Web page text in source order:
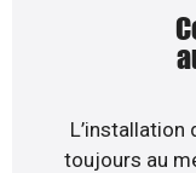
toujours au